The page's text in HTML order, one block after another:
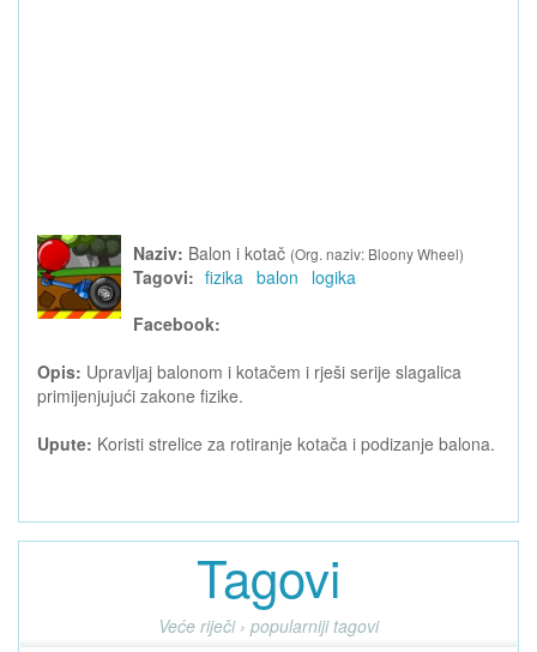
Naziv: Balon i kotač (Org. naziv: Bloony Wheel)
Tagovi: fizika balon
logika
Facebook:
Opis: Upravljaj balonom i kotačem i rješi serije slagalica
primijenjujući zakone fizike.
Upute: Koristi strelice za rotiranje kotača i podizanje balona.
Tagovi
Veće riječi › popularniji tagovi